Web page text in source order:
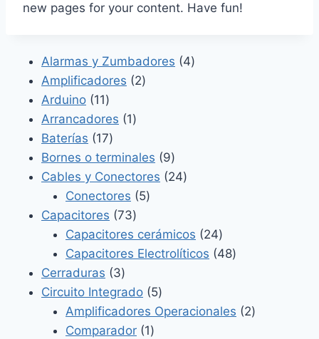
new pages for your content. Have fun!
Alarmas y Zumbadores 44
Amplificadores 22
Arduino 1111
productos
Arrancadores 11
Baterías 1717
productos
Bornes o terminales 99
productos
Cables y Conectores 2424
Conectores 55
Capacitores 7373
productos
Capacitores cerámicos 2424
productos
Capacitores Electrolíticos 4848
Cerraduras 33
productos
Circuito Integrado 55
productos
Amplificadores Operacionales 22
Comparador 11